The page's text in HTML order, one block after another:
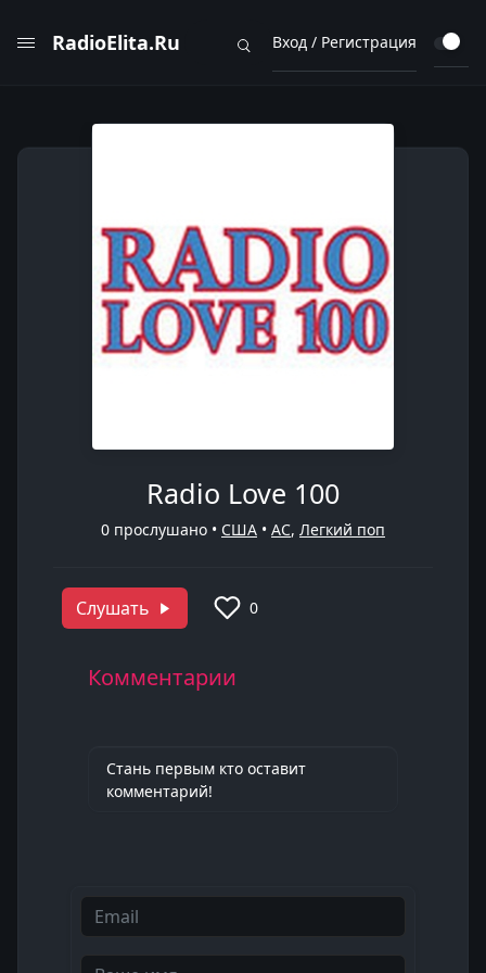
RadioElita.Ru Вход / Регистрация
Radio Love 100
0 прослушано • США • AC, Легкий поп
Слушать 0
Комментарии
Стань первым кто оставит
комментарий!